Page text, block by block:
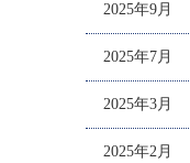
2025年9月
2025年7月
2025年3月
2025年2月